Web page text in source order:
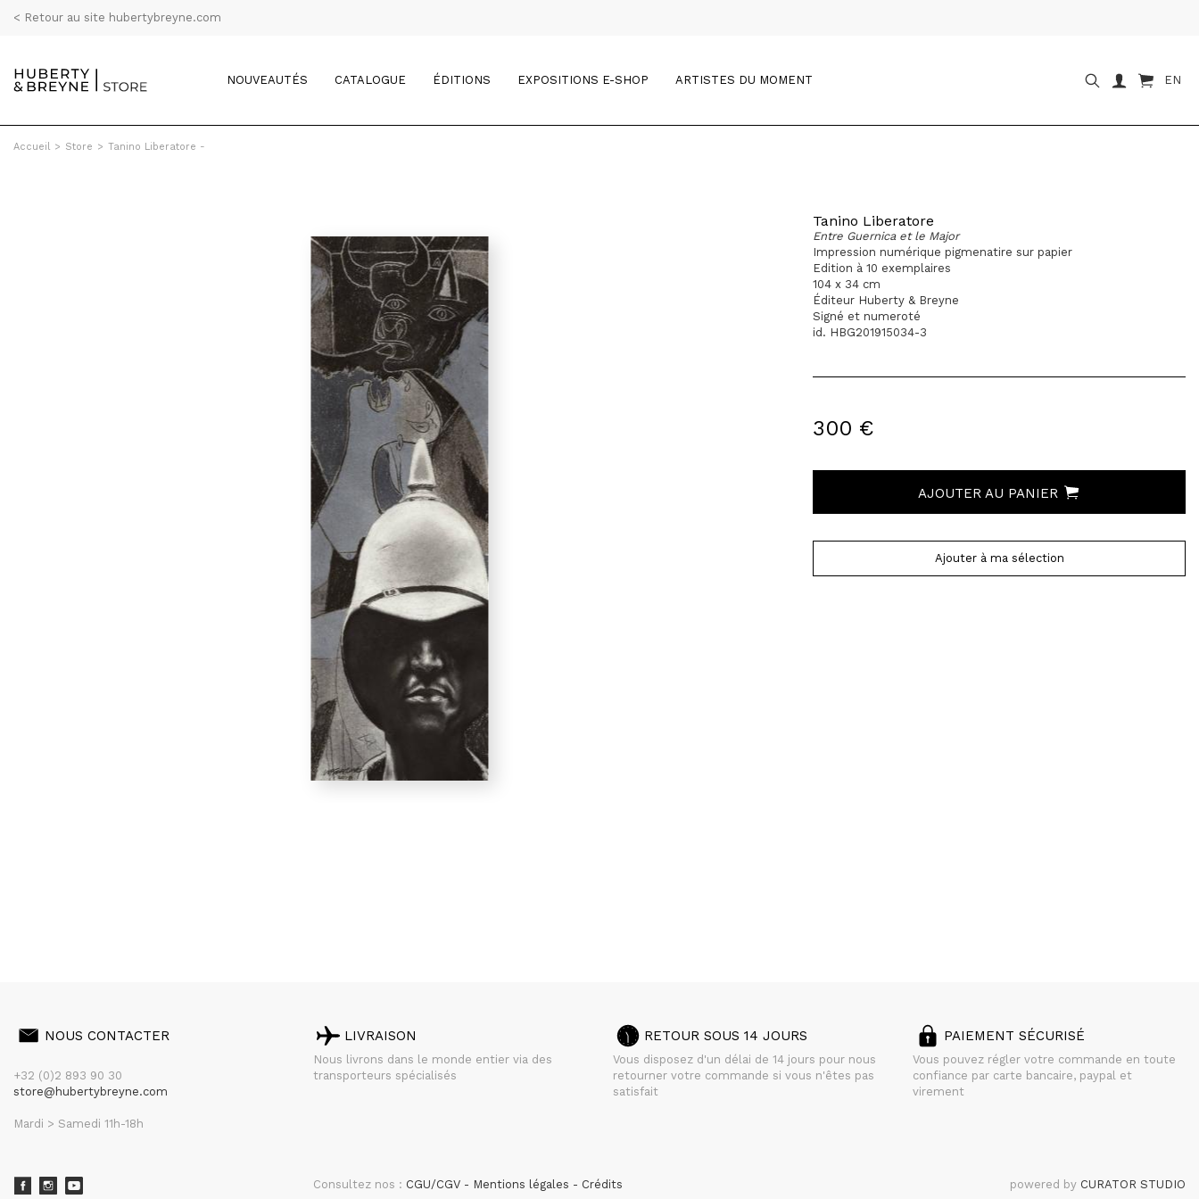
< Retour au site hubertybreyne.com
NOUVEAUTÉS CATALOGUE ÉDITIONS EXPOSITIONS E-SHOP ARTISTES DU MOMENT EN
Accueil > Store > Tanino Liberatore -
Tanino Liberatore
Entre Guernica et le Major
Impression numérique pigmenatire sur papier
Edition à 10 exemplaires
104 x 34 cm
Éditeur Huberty & Breyne
Signé et numeroté
id. HBG201915034-3
300 €
AJOUTER AU PANIER
Ajouter à ma sélection
NOUS CONTACTER
+32 (0)2 893 90 30
store@hubertybreyne.com
Mardi > Samedi 11h-18h
LIVRAISON
Nous livrons dans le monde entier via des
transporteurs spécialisés
RETOUR SOUS 14 JOURS
Vous disposez d'un délai de 14 jours pour nous
retourner votre commande si vous n'êtes pas
satisfait
PAIEMENT SÉCURISÉ
Vous pouvez régler votre commande en toute
confiance par carte bancaire, paypal et
virement
Consultez nos : CGU/CGV Mentions légales Crédits powered by CURATOR STUDIO